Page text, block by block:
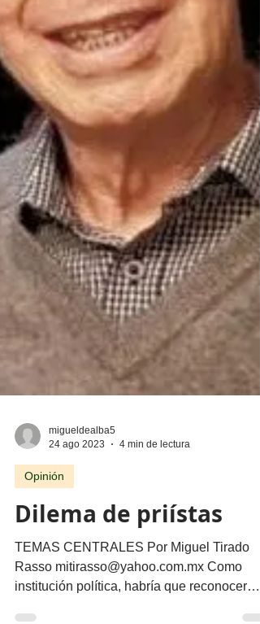
migueldealba5
24 ago 2023
Dilema de priístas
TEMAS CENTRALES Por Miguel Tirado
Rasso mitirasso@yahoo.com.mx Como